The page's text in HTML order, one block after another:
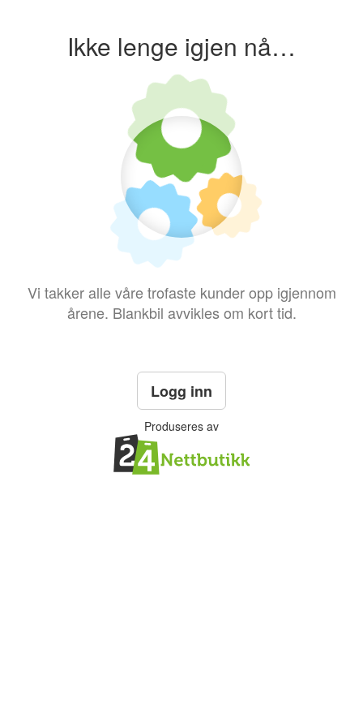
Ikke lenge igjen nå…
Vi takker alle våre trofaste kunder opp igjennom
årene. Blankbil avvikles om kort tid.
Logg inn
Produseres av